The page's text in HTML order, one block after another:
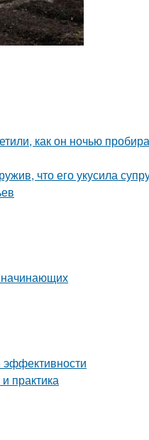
как он ночью
что его укусила
начинающих
эффективности
практика